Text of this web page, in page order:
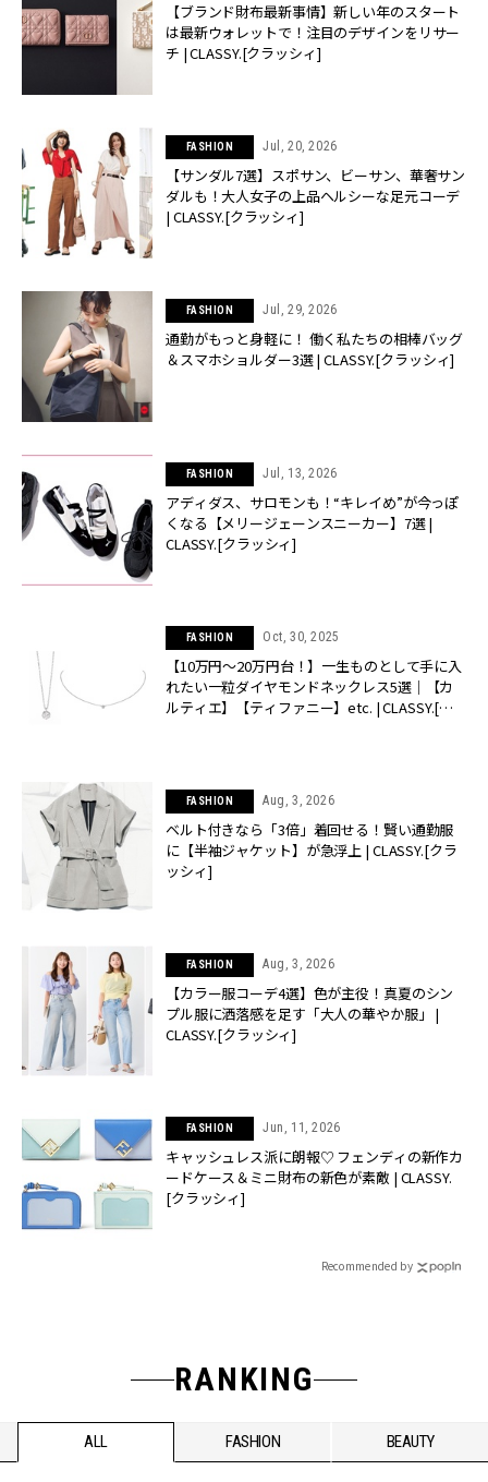
【ブランド財布最新事情】新しい年のスタート
は最新ウォレットで！注目のデザインをリサー
チ | CLASSY.[クラッシィ]
FASHION Jul, 20, 2026
【サンダル7選】スポサン、ビーサン、華奢サン
ダルも！大人女子の上品ヘルシーな足元コーデ
| CLASSY.[クラッシィ]
FASHION Jul, 29, 2026
通勤がもっと身軽に！ 働く私たちの相棒バッグ
＆スマホショルダー3選 | CLASSY.[クラッシィ]
FASHION Jul, 13, 2026
アディダス、サロモンも！“キレイめ”が今っぽ
くなる【メリージェーンスニーカー】7選 |
CLASSY.[クラッシィ]
FASHION Oct, 30, 2025
【10万円〜20万円台！】一生ものとして手に入
れたい一粒ダイヤモンドネックレス5選｜【カ
ルティエ】【ティファニー】etc. | CLASSY.[ク
FASHION Aug, 3, 2026
ベルト付きなら「3倍」着回せる！賢い通勤服
に【半袖ジャケット】が急浮上 | CLASSY.[クラ
ッシィ]
FASHION Aug, 3, 2026
【カラー服コーデ4選】色が主役！真夏のシン
プル服に洒落感を足す「大人の華やか服」 |
CLASSY.[クラッシィ]
FASHION Jun, 11, 2026
キャッシュレス派に朗報♡ フェンディの新作カ
ードケース＆ミニ財布の新色が素敵 | CLASSY.
[クラッシィ]
Recommended by
RANKING
ALL FASHION BEAUTY